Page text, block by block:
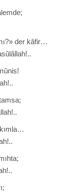
der kâfir…